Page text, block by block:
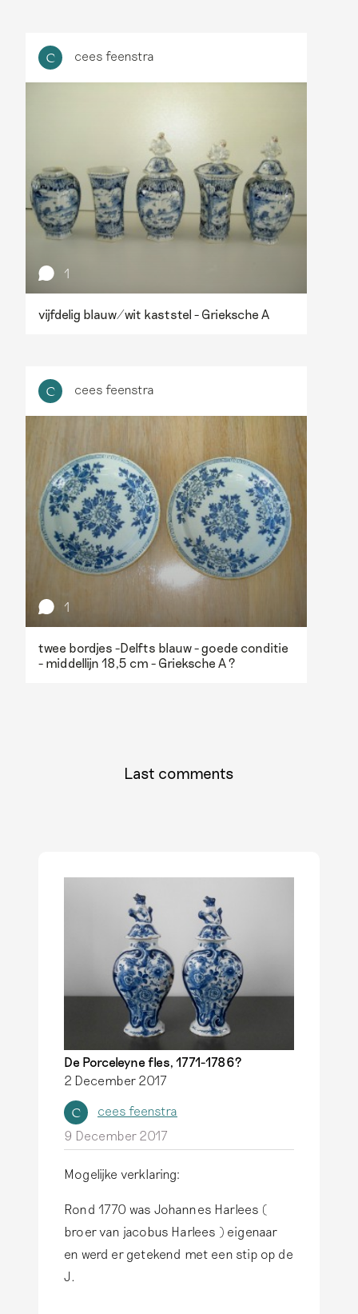
C cees feenstra
1
vijfdelig blauw/wit kaststel - Grieksche A
C cees feenstra
1
twee bordjes -Delfts blauw - goede conditie
- middellijn 18,5 cm - Grieksche A ?
Last comments
De Porceleyne fles, 1771-1786?
2 December 2017
C
cees feenstra
9 December 2017
Mogelijke verklaring:
Rond 1770 was Johannes Harlees (
broer van jacobus Harlees ) eigenaar
en werd er getekend met een stip op de
J.